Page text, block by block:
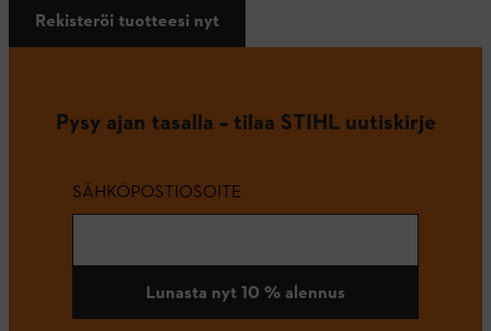
Rekisteröi tuotteesi nyt
Pysy ajan tasalla – tilaa STIHL uutiskirje
SÄHKÖPOSTIOSOITE
Lunasta nyt 10 % alennus